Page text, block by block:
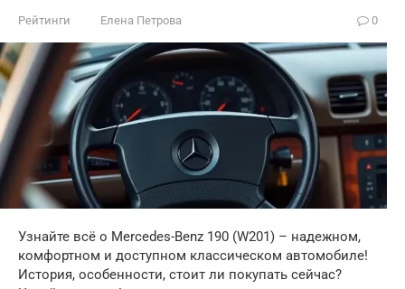
Рейтинги Елена Петрова 0
Узнайте всё о Mercedes-Benz 190 (W201) – надежном,
комфортном и доступном классическом автомобиле!
История, особенности, стоит ли покупать сейчас?